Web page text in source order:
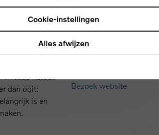
is om uw
natuur.
dan ooit:
is en
ACB
ACB Delta
Bezoek website
Cookie-instellingen
Alles afwijzen